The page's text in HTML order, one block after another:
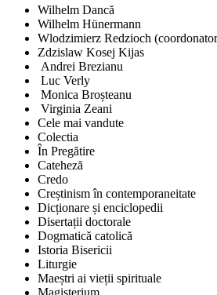
Wilhelm Dancă
Wilhelm Hünermann
Wlodzimierz Redzioch
Zdzislaw Kosej Kijas
Andrei Brezianu
Luc Verly
Monica Broșteanu
Virginia Zeani
Cele mai vandute
Colectia
În Pregătire
Cateheză
Credo
Creștinism în contemporaneitate
Dicționare și enciclopedii
Disertații doctorale
Dogmatică catolică
Istoria Bisericii
Liturgie
Maeștri ai vieții spirituale